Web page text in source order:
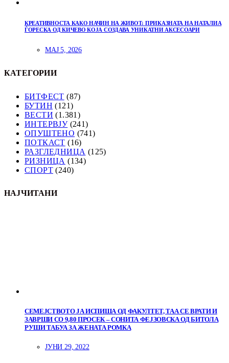
КРЕАТИВНОСТА КАКО НАЧИН НА ЖИВОТ: ПРИКАЗНАТА НА НАТАЛИА
ЃОРЕСКА ОД КИЧЕВО КОЈА СОЗДАВА УНИКАТНИ АКСЕСОАРИ
МАЈ 5, 2026
КАТЕГОРИИ
БИТФЕСТ (87)
БУТИН (121)
ВЕСТИ (1.381)
ИНТЕРВЈУ(241)
ОПУШТЕНО (741)
ПОТКАСТ (16)
РАЗГЛЕДНИЦА (125)
РИЗНИЦА (134)
СПОРТ (240)
НАЈЧИТАНИ
СЕМЕЈСТВОТО ЈА ИСПИША ОД ФАКУЛТЕТ, ТАА СЕ ВРАТИ И
ЗАВРШИ СО 9,80 ПРОСЕК – СОНИТА ФЕЈЗОВСКА ОД БИТОЛА
РУШИ ТАБУА ЗА ЖЕНАТА РОМКА
ЈУНИ 29, 2022